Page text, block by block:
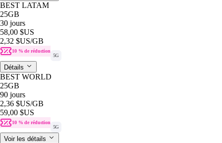
BEST LATAM
25GB
30 jours
58,00 $US
2,32 $US/GB
10 % de réduction
5G
Détails
BEST WORLD
25GB
90 jours
2,36 $US/GB
59,00 $US
10 % de réduction
5G
Voir les détails